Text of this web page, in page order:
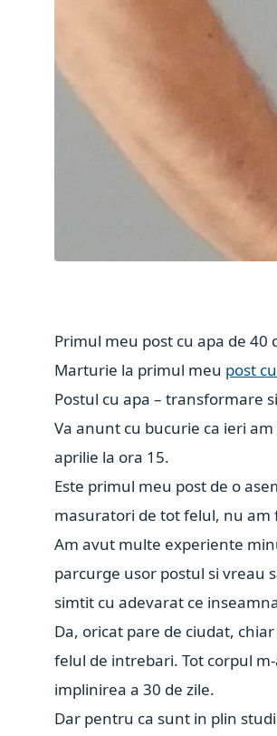
Primul meu post cu apa de 40
Marturie la primul meu post
Postul cu apa – transformare
Va anunt cu bucurie ca ieri
aprilie la ora 15.
Este primul meu post de o
masuratori de tot felul, nu am
Am avut multe experiente
parcurge usor postul si vreau
simtit cu adevarat ce
Da, oricat pare de ciudat,
felul de intrebari. Tot corpul
implinirea a 30 de zile.
Dar pentru ca sunt in plin